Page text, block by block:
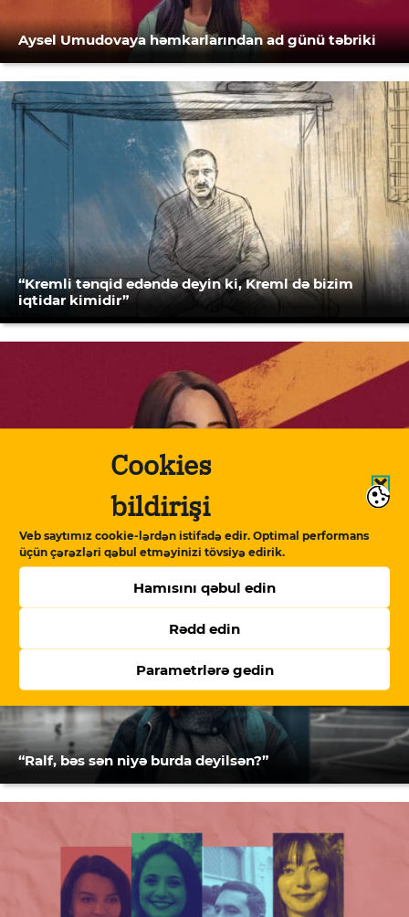
Cookies
bildirişi
Veb saytımız cookie-lərdən istifadə edir. Optimal performans
üçün çərəzləri qəbul etməyinizi tövsiyə edirik.
Hamısını qəbul edin
Rədd edin
Parametrlərə gedin
Aysel Umudovaya həmkarlarından ad günü təbriki
“Kremli tənqid edəndə deyin ki, Kreml də bizim
iqtidar kimidir”
“Azadlıq”dan həbsə – mənim saxlanılma hekayəm”
“Ralf, bəs sən niyə burda deyilsən?”